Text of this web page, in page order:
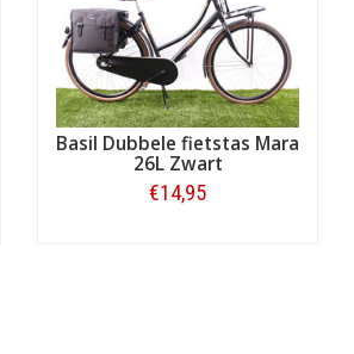
Basil Dubbele fietstas Mara
26L Zwart
€14,95